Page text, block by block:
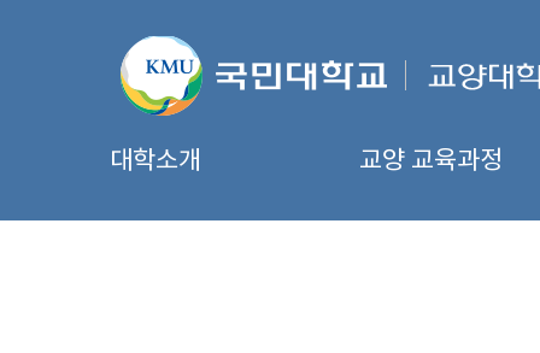
대학소개 교양 교육과정